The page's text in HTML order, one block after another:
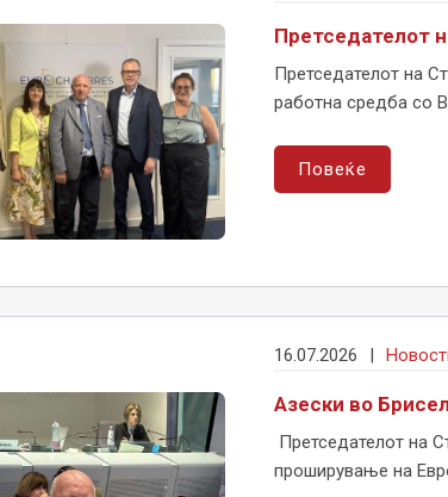
Претседателот
Претседателот на
работна средба со
Повеќе
16.07.2026 |
Азески во
Претседателот на
проширување на